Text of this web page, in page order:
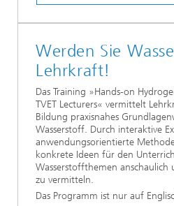
Werden Sie
Lehrkraft!
Das Training »Hands-on
TVET Lecturers« vermittelt
Bildung praxisnahes
Wasserstoff. Durch interaktive
anwendungsorientierte
konkrete Ideen für den
Wasserstoffthemen
zu vermitteln.
Das Programm ist nur auf